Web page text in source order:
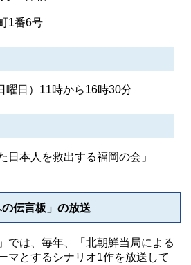
1番6号
曜日）11時から16時30分
日本人を救出する福岡の会」
伝言板」の放送
では、毎年、「北朝鮮当局による
マとするシナリオ1作を放送して